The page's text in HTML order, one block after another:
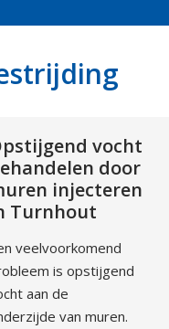
vocht
door
injecteren
Turnhout
veelvoorkomend
is opstijgend
aan de
van muren.